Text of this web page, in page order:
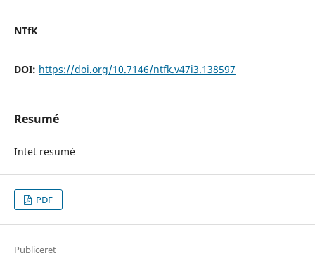
NTfK
DOI: https://doi.org/10.7146/ntfk.v47i3.138597
Resumé
Intet resumé
PDF
Publiceret